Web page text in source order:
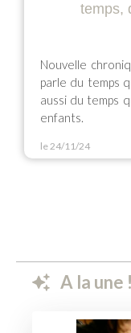
temps,
Nouvelle
parle du temps
aussi du temps
enfants.
le 24/11/24
A la une !